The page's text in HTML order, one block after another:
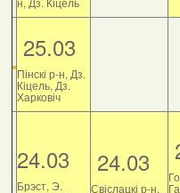
25.03
Пінскі р-н, Дз.
Кіцель, Дз.
Харковіч
24.03
Брэст, Э.
24.03
Свіслацкі р-н,